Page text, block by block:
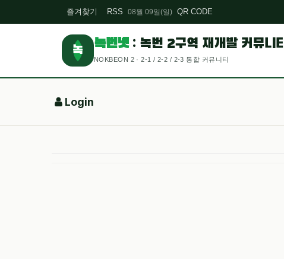
즐겨찾기 RSS 08월 09일(일) QR CODE
녹 녹번넷: 녹번 2구역 재개발 커뮤니티
NOKBEON 2 · 2-1 / 2-2 / 2-3 통합 커뮤니티
Login